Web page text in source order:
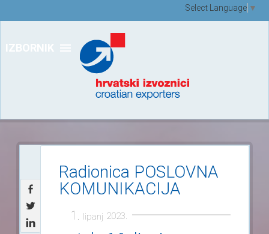
IZBORNIK
Select Language ▼
Radionica POSLOVNA
KOMUNIKACIJA
1. lipanj 2023.